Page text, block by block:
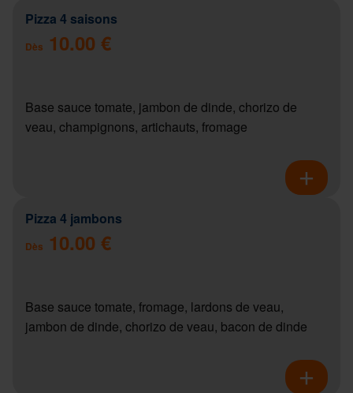
Pizza 4 saisons
Dès 10.00 €
Base sauce tomate, jambon de dinde, chorizo de
veau, champignons, artichauts, fromage
Pizza 4 jambons
Dès 10.00 €
Base sauce tomate, fromage, lardons de veau,
jambon de dinde, chorizo de veau, bacon de dinde